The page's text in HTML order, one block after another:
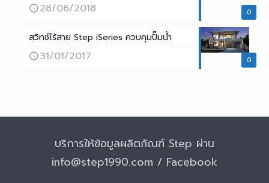
0
28/06/2018
0
สวิทช์ไร้สาย Step iSeries ควบคุมปั๊มน้ำ
31/01/2017
บริการให้ข้อมูลผลิตภัณฑ์ Step ผ่าน
info@step1990.com / Facebook